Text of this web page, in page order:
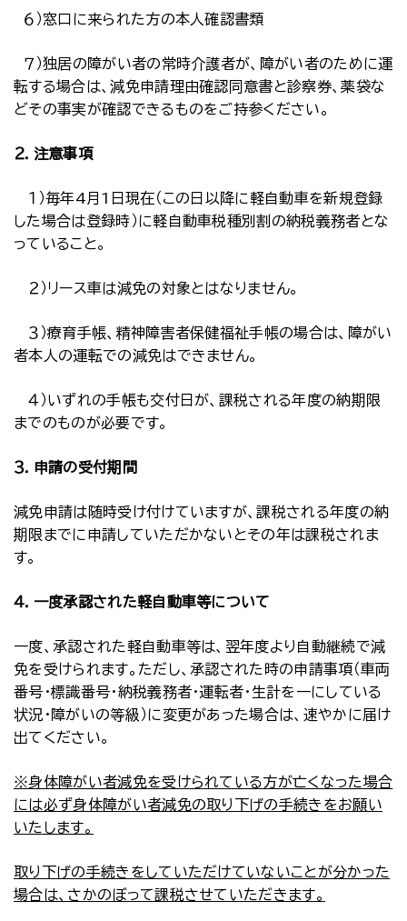
６）窓口に来られた方の本人確認書類
７）独居の障がい者の常時介護者が、障がい者のために運
転する場合は、減免申請理由確認同意書と診察券、薬袋な
どその事実が確認できるものをご持参ください。
２．注意事項
１）毎年4月1日現在（この日以降に軽自動車を新規登録
した場合は登録時）に軽自動車税種別割の納税義務者とな
っていること。
２）リース車は減免の対象とはなりません。
３）療育手帳、精神障害者保健福祉手帳の場合は、障がい
者本人の運転での減免はできません。
４）いずれの手帳も交付日が、課税される年度の納期限
までのものが必要です。
３．申請の受付期間
減免申請は随時受け付けていますが、課税される年度の納
期限までに申請していただかないとその年は課税されま
す。
４．一度承認された軽自動車等について
一度、承認された軽自動車等は、翌年度より自動継続で減
免を受けられます。ただし、承認された時の申請事項（車両
番号・標識番号・納税義務者・運転者・生計を一にしている
状況・障がいの等級）に変更があった場合は、速やかに届け
出てください。
※身体障がい者減免を受けられている方が亡くなった場合
には必ず身体障がい者減免の取り下げの手続きをお願い
いたします。
取り下げの手続きをしていただけていないことが分かった
場合は、さかのぼって課税させていただきます。